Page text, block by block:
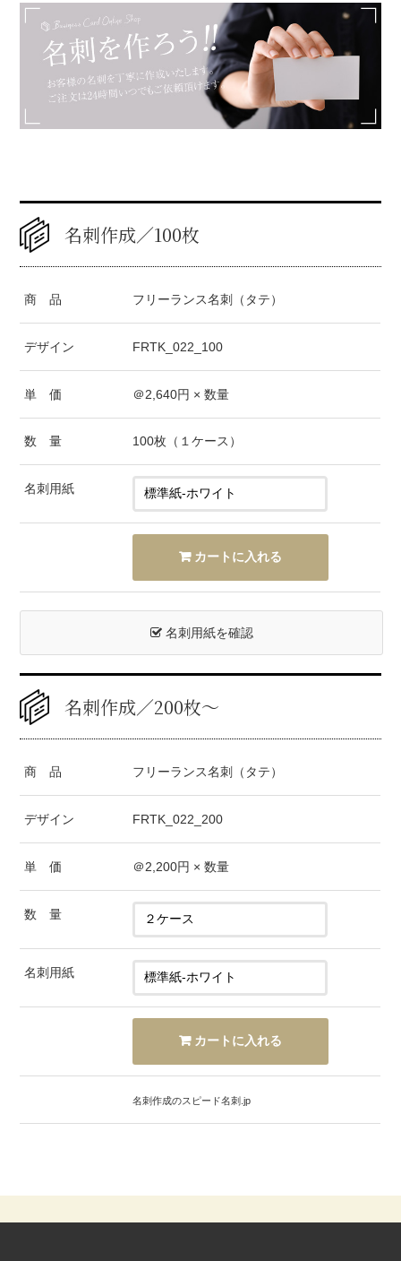
名刺作成／100枚
商 品 フリーランス名刺（タテ）
デザイン FRTK_022_100
単 価 ＠2,640円 × 数量
数 量 100枚（１ケース）
名刺用紙
名刺用紙を確認
名刺作成／200枚〜
商 品 フリーランス名刺（タテ）
デザイン FRTK_022_200
単 価 ＠2,200円 × 数量
数 量
名刺用紙
名刺作成のスピード名刺.jp